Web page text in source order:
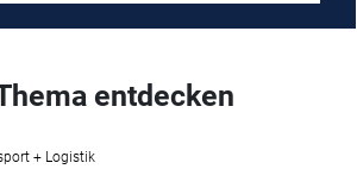
entdecken
+ Logistik